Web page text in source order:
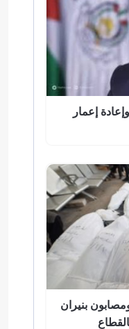
إعمار
3 شهداء ومصابون بنيران